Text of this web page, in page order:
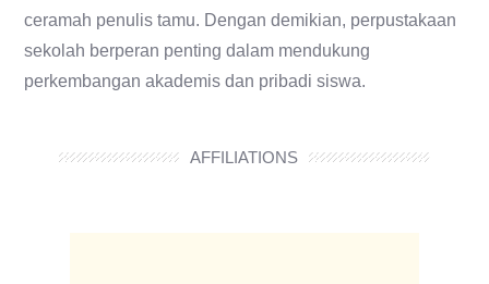
ceramah penulis tamu. Dengan demikian, perpustakaan
sekolah berperan penting dalam mendukung
perkembangan akademis dan pribadi siswa.
AFFILIATIONS